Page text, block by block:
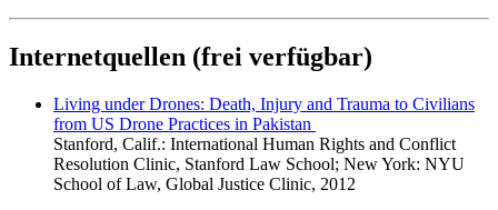
Internetquellen (frei verfügbar)
Living under Drones: Death, Injury and Trauma to Civilians
from US Drone Practices in Pakistan
Stanford, Calif.: International Human Rights and Conflict
Resolution Clinic, Stanford Law School; New York: NYU
School of Law, Global Justice Clinic, 2012